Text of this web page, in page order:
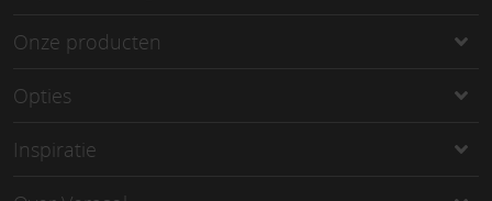
Onze producten
Opties
Inspiratie